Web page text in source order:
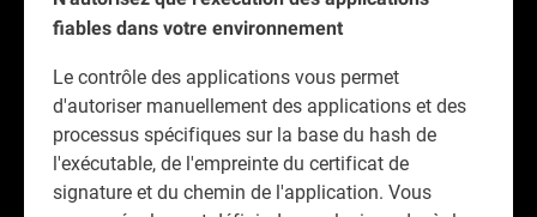
fiables dans votre environnement
Le contrôle des applications vous permet
d'autoriser manuellement des applications et des
processus spécifiques sur la base du hash de
l'exécutable, de l'empreinte du certificat de
signature et du chemin de l'application. Vous